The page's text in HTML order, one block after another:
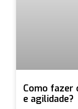
Como fazer
e agilidade?